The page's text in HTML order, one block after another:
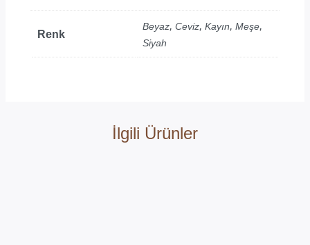
Renk
Beyaz, Ceviz, Kayın, Meşe,
Siyah
İlgili Ürünler